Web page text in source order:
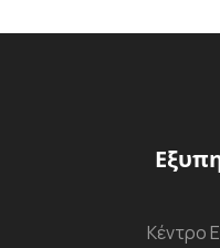
Κέντρο